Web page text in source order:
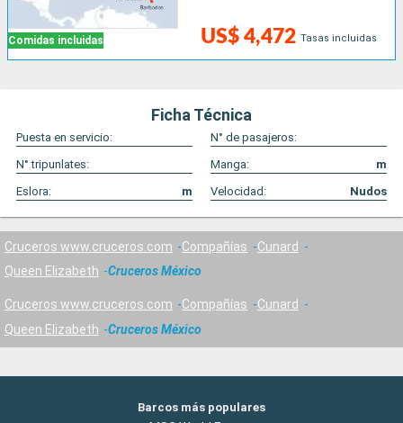
Comidas incluidas US$ 4,472 Tasas incluidas
Ficha Técnica
Puesta en servicio:
N° de pasajeros:
N° tripunlates:
Manga:
m
Eslora:
m Velocidad: Nudos
Cruceros www.cruceros.com Compañías
Cunard
Queen Elizabeth
Cruceros México
Cruceros www.cruceros.com Compañías
Cunard
Queen Elizabeth
Cruceros México
Barcos más populares